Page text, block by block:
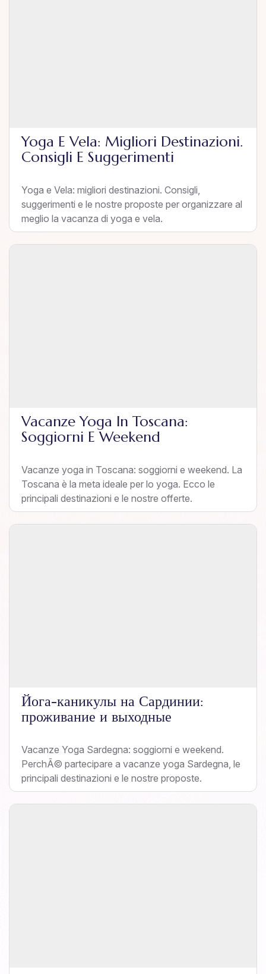
Yoga E Vela: Migliori Destinazioni.
Consigli E Suggerimenti
Yoga e Vela: migliori destinazioni. Consigli,
suggerimenti e le nostre proposte per organizzare al
meglio la vacanza di yoga e vela.
Vacanze Yoga In Toscana:
Soggiorni E Weekend
Vacanze yoga in Toscana: soggiorni e weekend. La
Toscana è la meta ideale per lo yoga. Ecco le
principali destinazioni e le nostre offerte.
Йога-каникулы на Сардинии:
проживание и выходные
Vacanze Yoga Sardegna: soggiorni e weekend.
PerchÃ© partecipare a vacanze yoga Sardegna, le
principali destinazioni e le nostre proposte.